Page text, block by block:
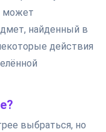
может
найденный в
действия
выбраться, но